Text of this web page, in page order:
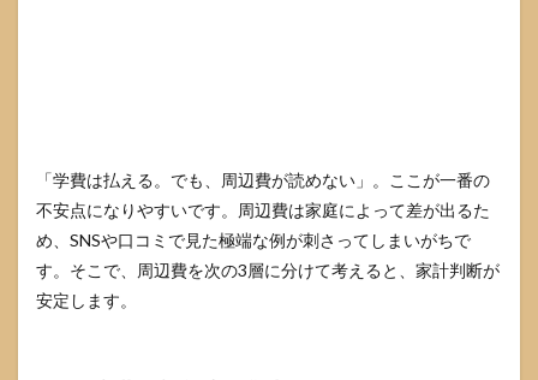
てる
は
「支
払い
タイ
ミン
「学費は払える。でも、周辺費が読めない」。ここが一番の
不安点になりやすいです。周辺費は家庭によって差が出るた
め、SNSや口コミで見た極端な例が刺さってしまいがちで
す。そこで、周辺費を次の3層に分けて考えると、家計判断が
安定します。